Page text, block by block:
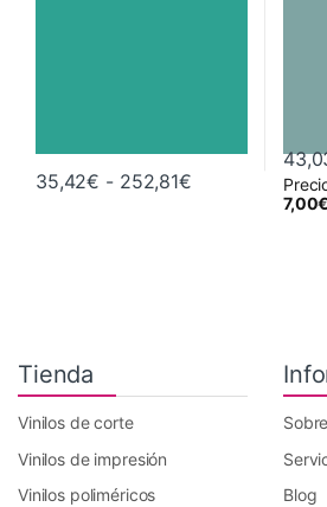
35,42€ - 252,81€Rango de
Este producto tiene múltiples
7,00€
Este
Tienda
Vinilos de corte
Vinilos de impresión
Vinilos poliméricos
Blog